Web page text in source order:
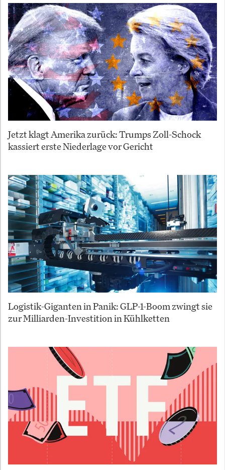
Jetzt klagt Amerika zurück: Trumps Zoll-Schock
kassiert erste Niederlage vor Gericht
Logistik-Giganten in Panik: GLP-1-Boom zwingt sie
zur Milliarden-Investition in Kühlketten